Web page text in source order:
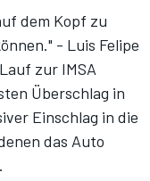
dem Kopf zu
- Luis Felipe
zur IMSA
Überschlag in
Einschlag in die
das Auto